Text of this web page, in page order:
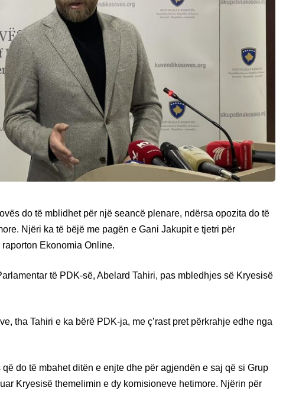
do të mblidhet për një seancë plenare, ndërsa opozita do të
Njëri ka të bëjë me pagën e Gani Jakupit e tjetri për
Ekonomia Online.
të PDK-së, Abelard Tahiri, pas mbledhjes së Kryesisë
tha Tahiri e ka bërë PDK-ja, me ç’rast pret përkrahje edhe nga
do të mbahet ditën e enjte dhe për agjendën e saj që si Grup
Kryesisë themelimin e dy komisioneve hetimore. Njërin për